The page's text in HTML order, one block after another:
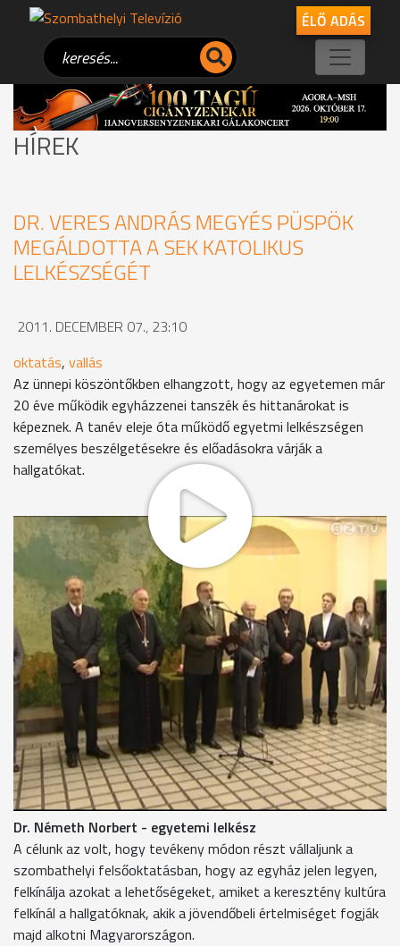
ÉLŐ ADÁS
HÍREK
DR. VERES ANDRÁS MEGYÉS PÜSPÖK
MEGÁLDOTTA A SEK KATOLIKUS
LELKÉSZSÉGÉT
2011. DECEMBER 07., 23:10
oktatás, vallás
Az ünnepi köszöntőkben elhangzott, hogy az egyetemen már
20 éve működik egyházzenei tanszék és hittanárokat is
képeznek. A tanév eleje óta működő egyetmi lelkészségen
személyes beszélgetésekre és előadásokra várják a
hallgatókat.
Ez év szeptemberétől működik a Savaria Egyetemi
Központban a katolikus lelkészség. Az egyház és az egyetem
kapcsolata már több évtizedes múltra tekinthet vissza-
mondta köszöntőjében Gadányi Károly elnök-rektorhelyettes
"Már hosszú évek óta az egyházzene és a püspökséggel
együttműködve a hittanárképzés eredményei köteleznek
bennünket."
Az avató ünnepséget is az intézmény Berzsenyi Dániel
Vegyeskarának műsora színesítette.
A lelkészség az egyetem főépületében kapott helyet.
Dr. Németh Norbert - egyetemi lelkész
A célunk az volt, hogy tevékeny módon részt vállaljunk a
szombathelyi felsőoktatásban, hogy az egyház jelen legyen,
felkínálja azokat a lehetőségeket, amiket a keresztény kultúra
felkínál a hallgatóknak, akik a jövendőbeli értelmiséget fogják
majd alkotni Magyarországon.